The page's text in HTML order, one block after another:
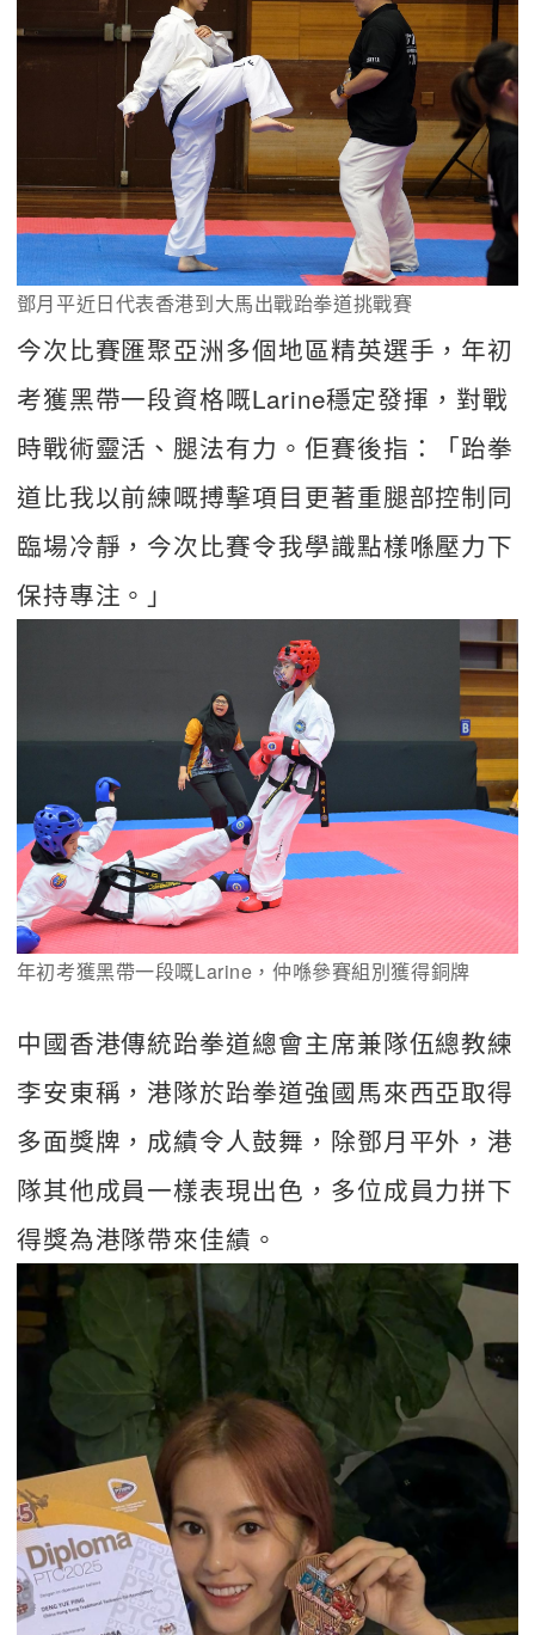
鄧月平近日代表香港到大馬出戰跆拳道挑戰賽
今次比賽匯聚亞洲多個地區精英選手，年初
考獲黑帶一段資格嘅Larine穩定發揮，對戰
時戰術靈活、腿法有力。佢賽後指：「跆拳
道比我以前練嘅搏擊項目更著重腿部控制同
臨場冷靜，今次比賽令我學識點樣喺壓力下
保持專注。」
年初考獲黑帶一段嘅Larine，仲喺參賽組別獲得銅牌
中國香港傳統跆拳道總會主席兼隊伍總教練
李安東稱，港隊於跆拳道強國馬來西亞取得
多面獎牌，成績令人鼓舞，除鄧月平外，港
隊其他成員一樣表現出色，多位成員力拼下
得獎為港隊帶來佳績。